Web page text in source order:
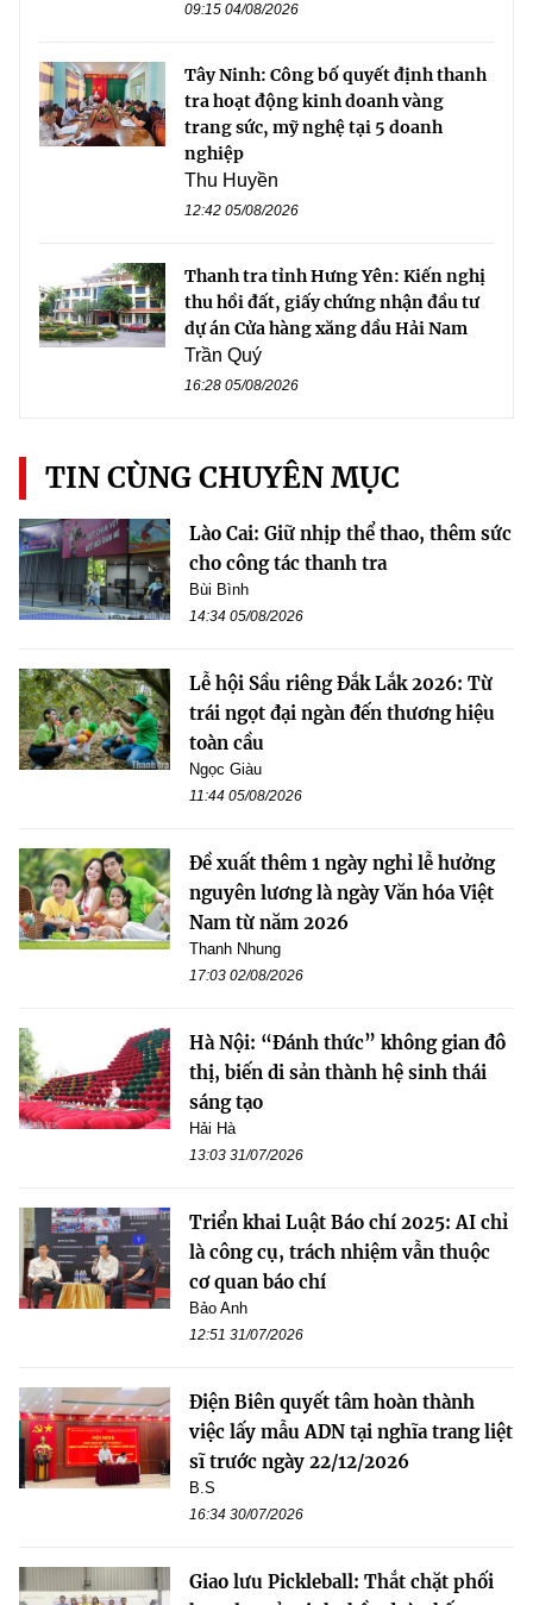
09:15 04/08/2026
Tây Ninh: Công bố quyết định thanh
tra hoạt động kinh doanh vàng
trang sức, mỹ nghệ tại 5 doanh
nghiệp
Thu Huyền
12:42 05/08/2026
Thanh tra tỉnh Hưng Yên: Kiến nghị
thu hồi đất, giấy chứng nhận đầu tư
dự án Cửa hàng xăng dầu Hải Nam
Trần Quý
16:28 05/08/2026
TIN CÙNG CHUYÊN MỤC
Lào Cai: Giữ nhịp thể thao, thêm sức
cho công tác thanh tra
Bùi Bình
14:34 05/08/2026
Lễ hội Sầu riêng Đắk Lắk 2026: Từ
trái ngọt đại ngàn đến thương hiệu
toàn cầu
Ngọc Giàu
11:44 05/08/2026
Đề xuất thêm 1 ngày nghỉ lễ hưởng
nguyên lương là ngày Văn hóa Việt
Nam từ năm 2026
Thanh Nhung
17:03 02/08/2026
Hà Nội: “Đánh thức” không gian đô
thị, biến di sản thành hệ sinh thái
sáng tạo
Hải Hà
13:03 31/07/2026
Triển khai Luật Báo chí 2025: AI chỉ
là công cụ, trách nhiệm vẫn thuộc
cơ quan báo chí
Bảo Anh
12:51 31/07/2026
Điện Biên quyết tâm hoàn thành
việc lấy mẫu ADN tại nghĩa trang liệt
sĩ trước ngày 22/12/2026
B.S
16:34 30/07/2026
Giao lưu Pickleball: Thắt chặt phối